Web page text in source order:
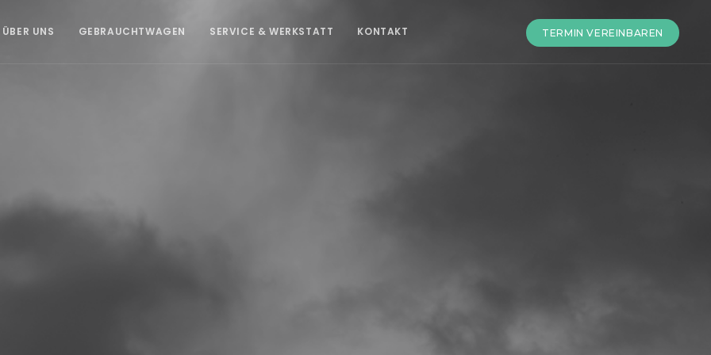
ÜBER UNS GEBRAUCHTWAGEN SERVICE & WERKSTATT KONTAKT TERMIN VEREINBAREN